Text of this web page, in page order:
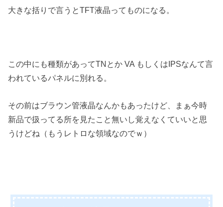
大きな括りで言うとTFT液晶ってものになる。
この中にも種類があってTNとか VA もしくはIPSなんて言
われているパネルに別れる。
その前はブラウン管液晶なんかもあったけど、まぁ今時
新品で扱ってる所を見たこと無いし覚えなくていいと思
うけどね（もうレトロな領域なのでｗ）